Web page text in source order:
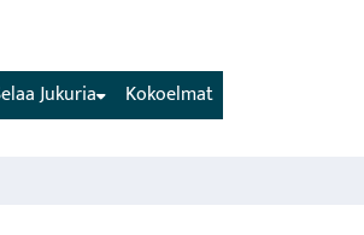
Kokoelmat
Jukuria